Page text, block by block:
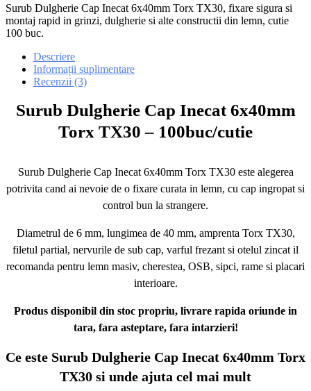
Surub Dulgherie Cap Inecat 6x40mm Torx TX30, fixare sigura si
montaj rapid in grinzi, dulgherie si alte constructii din lemn, cutie
100 buc.
Descriere
Informații suplimentare
Recenzii (3)
Surub Dulgherie Cap Inecat 6x40mm
Torx TX30 – 100buc/cutie
Surub Dulgherie Cap Inecat 6x40mm Torx TX30 este alegerea
potrivita cand ai nevoie de o fixare curata in lemn, cu cap ingropat si
control bun la strangere.
Diametrul de 6 mm, lungimea de 40 mm, amprenta Torx TX30,
filetul partial, nervurile de sub cap, varful frezant si otelul zincat il
recomanda pentru lemn masiv, cherestea, OSB, sipci, rame si placari
interioare.
Produs disponibil din stoc propriu, livrare rapida oriunde in
tara, fara asteptare, fara intarzieri!
Ce este Surub Dulgherie Cap Inecat 6x40mm Torx
TX30 si unde ajuta cel mai mult